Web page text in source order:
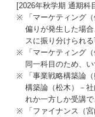
[2026年秋学期 通期科
「マーケティング
偏りが発生した場
スに振り分けられ
「マーケティング
同一科目のため、
「事業戦略構築論
構築論（松木）－
れか一方しか受講で
「ファイナンス（